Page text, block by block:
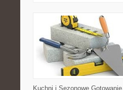
Kuchni i Sezonowe